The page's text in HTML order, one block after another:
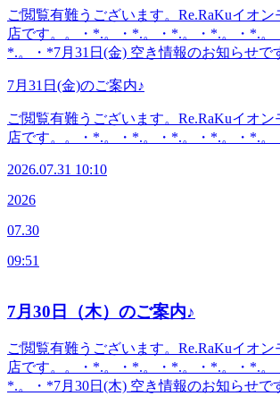
もアクセス◎高幡不動・南平からは車での
♪飛鳥ドライビングスクール・多摩平図書
内。〈電話番号〉042-843-1147 ※オンラ
されていてもご案内出来る場合がありま
合わせください^^
ください♪・*.。・*.。・*.。・*.。・*.。
*.。・*『肩甲骨ケア&amp;骨盤ストレッチ
ラク系ボディケア♪〈営業時間〉終日:10時
平の森3FRe.Ra.Ku イオンモール多摩平の
もアクセス◎高幡不動・南平からは車での
♪飛鳥ドライビングスクール・多摩平図書
されていてもご案内出来る場合があります
合わせください^^
ご閲覧有難うございます。Re.RaKuイオ
店です。。・*.。・*.。・*.。・*.。・*.。
*.。・*7月31日(金) 空き情報のお知らせで
す。。・*.。・*.。・*.。・*.。・*.。・。
*・*.。・*.。・*.。・*.。・*.。・。 。。
*『肩甲骨ケア&amp;骨盤ストレッチ』を
系ボディケア♪〈営業時間〉終日:10時00分
最終受付)〈住所〉日野市多摩平2-4-1 イオ
央線豊田駅から徒歩5分八王子駅・日野駅
鳥ドライビングスクール・多摩平図書館か
〈電話番号〉042-843-1147※オンラインで
7月31日(金)のご案内♪
ご閲覧有難うございます。Re.RaKuイオ
店です。。・*.。・*.。・*.。・*.。・*.。
空きがございます。11:50-21:00がご案内可
す。。・*.。・*.。・*.。・*.。・*.。・。
*『肩甲骨ケア&amp;骨盤ストレッチ』を
最終受付)〈住所〉日野市多摩平2-4-1 イオ
央線豊田駅から徒歩5分八王子駅・日野駅
クセス◎高幡不動・南平からは車でのご利
鳥ドライビングスクール・多摩平図書館か
〈電話番号〉042-843-1147※オンラインで
ていてもご案内出来る場合があります。お
2026.07.31 10:10
2026
07.30
09:51
7月30日（木）のご案内♪
ご閲覧有難うございます。Re.RaKuイオ
店です。。・*.。・*.。・*.。・*.。・*.。
*.。・*7月30日(木) 空き情報のお知らせで